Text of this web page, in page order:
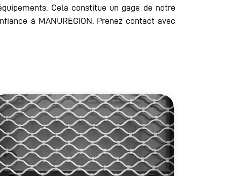
Cela constitue un gage de notre
à MANUREGION. Prenez contact avec